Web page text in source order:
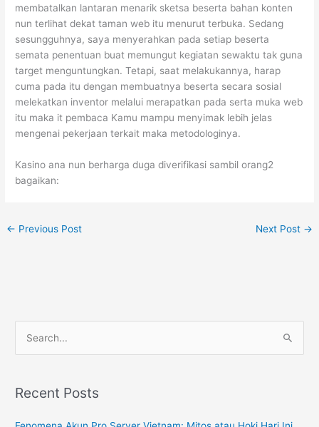
membatalkan lantaran menarik sketsa beserta bahan konten
nun terlihat dekat taman web itu menurut terbuka. Sedang
sesungguhnya, saya menyerahkan pada setiap beserta
semata penentuan buat memungut kegiatan sewaktu tak guna
target menguntungkan. Tetapi, saat melakukannya, harap
cuma pada itu dengan membuatnya beserta secara sosial
melekatkan inventor melalui merapatkan pada serta muka web
itu maka it pembaca Kamu mampu menyimak lebih jelas
mengenai pekerjaan terkait maka metodologinya.
Kasino ana nun berharga duga diverifikasi sambil orang2
bagaikan:
← Previous Post Next Post →
rRecent Posts